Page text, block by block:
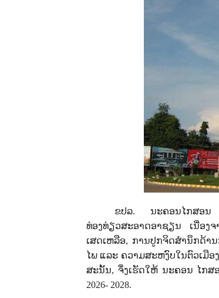
ຂປລ. ນະຄອນໄກສອນ ພົ
ທ່ອງທ່ຽວສະອາດອາຊຽນ ເນື່ອງ
ເສດເຫລືອ, ການປູກຈິດສໍານຶກດ້າ
ໄພ ແລະ ຄວາມສະຫງົບໃນຕົວເມືອງ
ສະນັ້ນ, ຈຶ່່ງເຮັດໃຫ້ ນະຄອນ ໄກ
2026- 2028.